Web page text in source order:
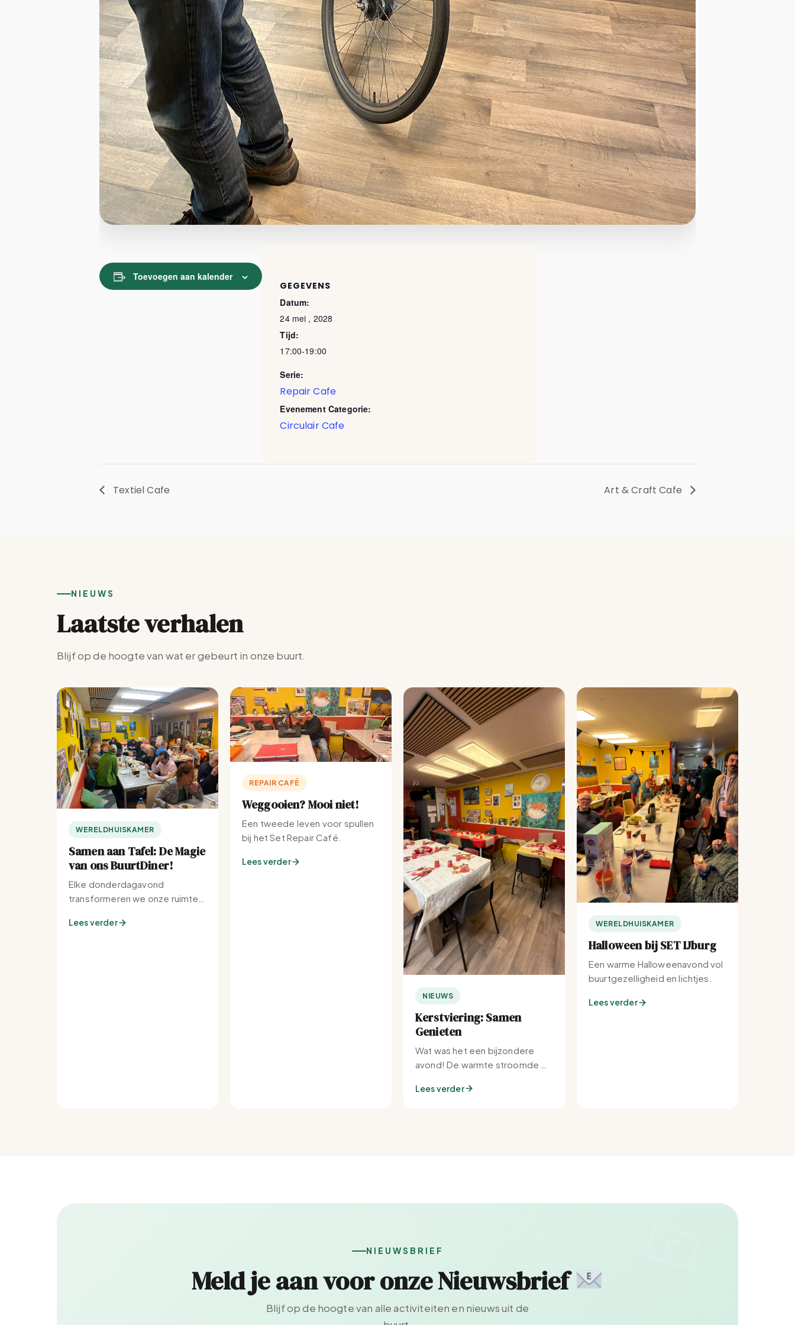
Toevoegen aan kalender
GEGEVENS
Datum:
24 mei , 2028
Tijd:
17:00-19:00
Serie:
Repair Cafe
Evenement Categorie:
Circulair Cafe
Textiel Cafe Art & Craft Cafe
NIEUWS
Laatste verhalen
Blijf op de hoogte van wat er gebeurt in onze buurt.
WERELDHUISKAMER
Samen aan Tafel: De Magie
van ons BuurtDiner!
Elke donderdagavond
transformeren we onze ruimte
buurt.
Lees verder
REPAIR CAFÉ
Weggooien? Mooi niet!
Een tweede leven voor spullen
bij het Set Repair Café.
Lees verder
NIEUWS
Kerstviering: Samen
Genieten
Wat was het een bijzondere
avond! De warmte stroomde bij
Lees verder
WERELDHUISKAMER
Halloween bij SET IJburg
Een warme Halloweenavond vol
buurtgezelligheid en lichtjes.
Lees verder
NIEUWSBRIEF
Meld je aan voor onze Nieuwsbrief
Blijf op de hoogte van alle activiteiten en nieuws uit de